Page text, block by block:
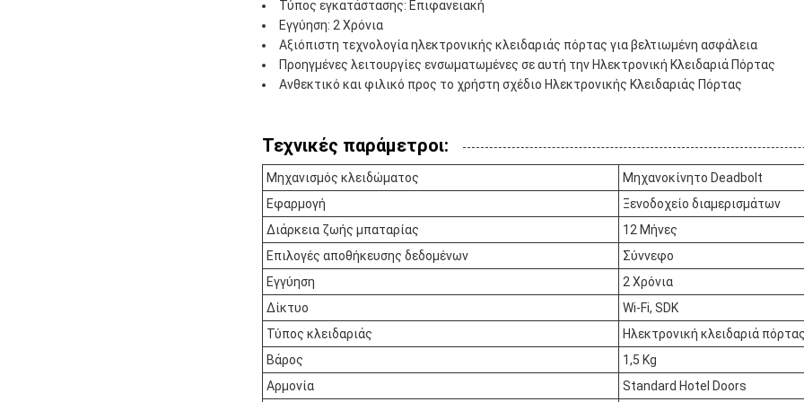
Τύπος εγκατάστασης: Επιφανειακή
Εγγύηση: 2 Χρόνια
Αξιόπιστη τεχνολογία ηλεκτρονικής κλειδαριάς πόρτας για βελτιωμένη ασφάλεια
Προηγμένες λειτουργίες ενσωματωμένες σε αυτή την Ηλεκτρονική Κλειδαριά Πόρτας
Ανθεκτικό και φιλικό προς το χρήστη σχέδιο Ηλεκτρονικής Κλειδαριάς Πόρτας
Τεχνικές παράμετροι:
Μηχανισμός κλειδώματος
Μηχανοκίνητο Deadbolt
Εφαρμογή
Ξενοδοχείο διαμερισμάτων
Διάρκεια ζωής μπαταρίας
12 Μήνες
Επιλογές αποθήκευσης δεδομένων
Σύννεφο
Εγγύηση
2 Χρόνια
Δίκτυο
Wi-Fi, SDK
Τύπος κλειδαριάς
Ηλεκτρονική κλειδαριά
Βάρος
1,5 Kg
Αρμονία
Standard Hotel Doors